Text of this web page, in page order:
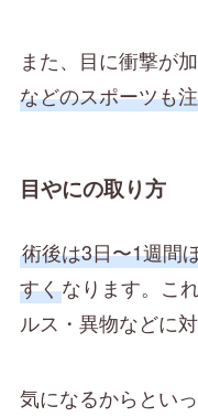
また、目に衝撃が
などのスポーツも
目やにの取り方
術後は3日〜1週間
すくなります。こ
ルス・異物などに
気になるからとい